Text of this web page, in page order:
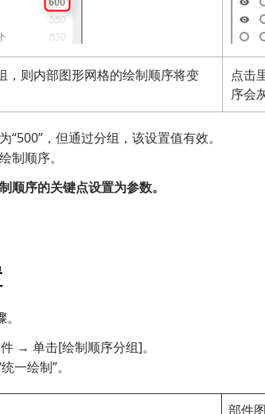
，则内部图形网格的绘制顺序将变
点击
序会
，但通过分组，该设置值有效。
制顺序。
顺序的关键点设置为参数。
→ 单击[绘制顺序分组]。
一绘制”。
部件